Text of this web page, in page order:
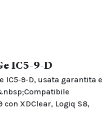
IC5-9-D
IC5-9-D, usata garantita e
con XDClear, Logiq S8,